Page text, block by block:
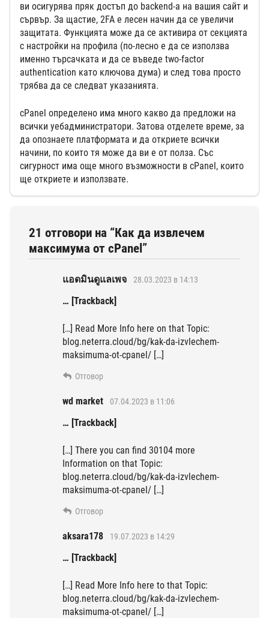
ви осигурява пряк достъп до backend-а на вашия сайт и
сървър. За щастие, 2FA е лесен начин да се увеличи
защитата. Функцията може да се активира от секцията
с настройки на профила (по-лесно е да се използва
именно търсачката и да се въведе two-factor
authentication като ключова дума) и след това просто
трябва да се следват указанията.
cPanel определено има много какво да предложи на
всички уебадминистратори. Затова отделете време, за
да опознаете платформата и да откриете всички
начини, по които тя може да ви е от полза. Със
сигурност има още много възможности в cPanel, които
ще откриете и използвате.
21 отговори на “Как да извлечем
максимума от cPanel”
แอดมินดูแลเพจ 28.03.2023 в 14:13
… [Trackback]
[…] Read More Info here on that Topic:
blog.neterra.cloud/bg/kak-da-izvlechem-
maksimuma-ot-cpanel/ […]
Отговор
wd market 07.04.2023 в 11:06
… [Trackback]
[…] There you can find 30104 more
Information on that Topic:
blog.neterra.cloud/bg/kak-da-izvlechem-
maksimuma-ot-cpanel/ […]
Отговор
aksara178 19.07.2023 в 14:29
… [Trackback]
[…] Read More Info here to that Topic:
blog.neterra.cloud/bg/kak-da-izvlechem-
maksimuma-ot-cpanel/ […]